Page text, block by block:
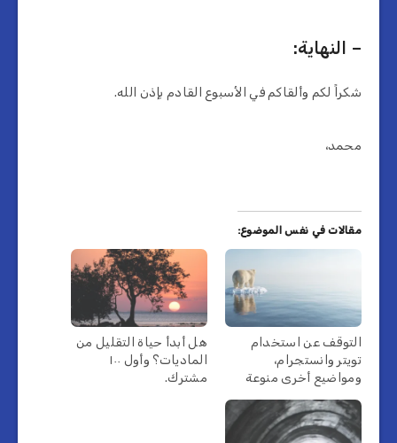
– النهاية:
شكراً لكم وألقاكم في الأسبوع القادم بإذن الله.
محمد،
مقالات في نفس الموضوع:
التوقف عن استخدام
تويتر وانستجرام،
ومواضيع أخرى منوعة
هل أبدأ حياة التقليل من
الماديات؟ وأول ١٠٠
مشترك.